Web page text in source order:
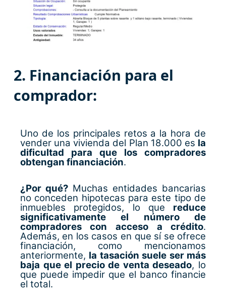
2. Financiación para el
comprador:
Uno de los principales retos a la hora de
vender una vivienda del Plan 18.000 es la
dificultad para que los compradores
obtengan financiación.
¿Por qué? Muchas entidades bancarias
no conceden hipotecas para este tipo de
inmuebles protegidos, lo que reduce
significativamente el número de
compradores con acceso a crédito.
Además, en los casos en que sí se ofrece
financiación, como mencionamos
anteriormente, la tasación suele ser más
baja que el precio de venta deseado, lo
que puede impedir que el banco financie
el total.